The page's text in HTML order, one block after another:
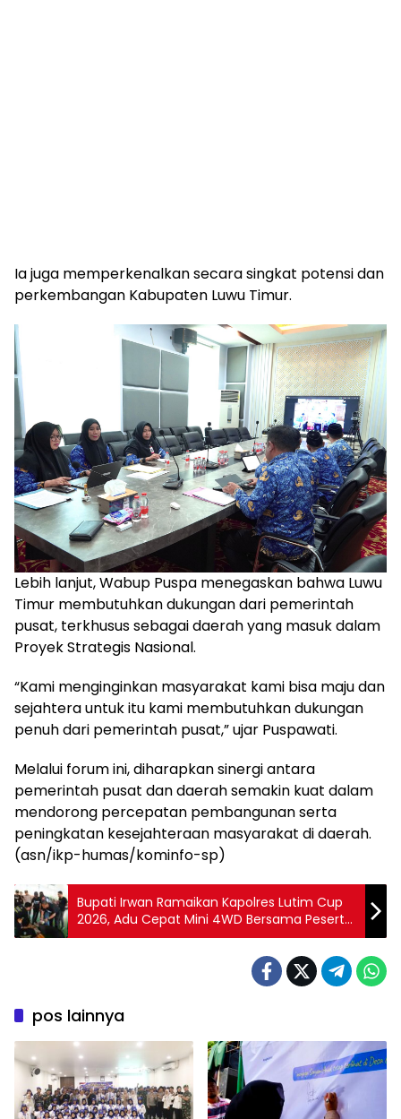
Ia juga memperkenalkan secara singkat potensi dan
perkembangan Kabupaten Luwu Timur.
Lebih lanjut, Wabup Puspa menegaskan bahwa Luwu
Timur membutuhkan dukungan dari pemerintah
pusat, terkhusus sebagai daerah yang masuk dalam
Proyek Strategis Nasional.
“Kami menginginkan masyarakat kami bisa maju dan
sejahtera untuk itu kami membutuhkan dukungan
penuh dari pemerintah pusat,” ujar Puspawati.
Melalui forum ini, diharapkan sinergi antara
pemerintah pusat dan daerah semakin kuat dalam
mendorong percepatan pembangunan serta
peningkatan kesejahteraan masyarakat di daerah.
(asn/ikp-humas/kominfo-sp)
Bupati Irwan Ramaikan Kapolres Lutim Cup
2026, Adu Cepat Mini 4WD Bersama Peserta
se-Sulawesi
pos lainnya